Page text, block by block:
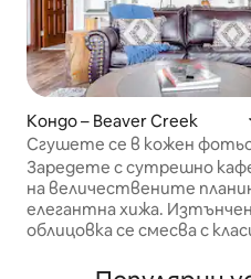
Кондо – Beaver Creek
Сгушете се в кожен
до ски писти
Заредете с сутрешно
на величествените
елегантна хижа.
облицовка се смесва с
просторният вътрешен